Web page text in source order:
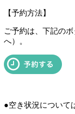
【予約方法】
ご予約は、下記の
へ）。
●空き状況について